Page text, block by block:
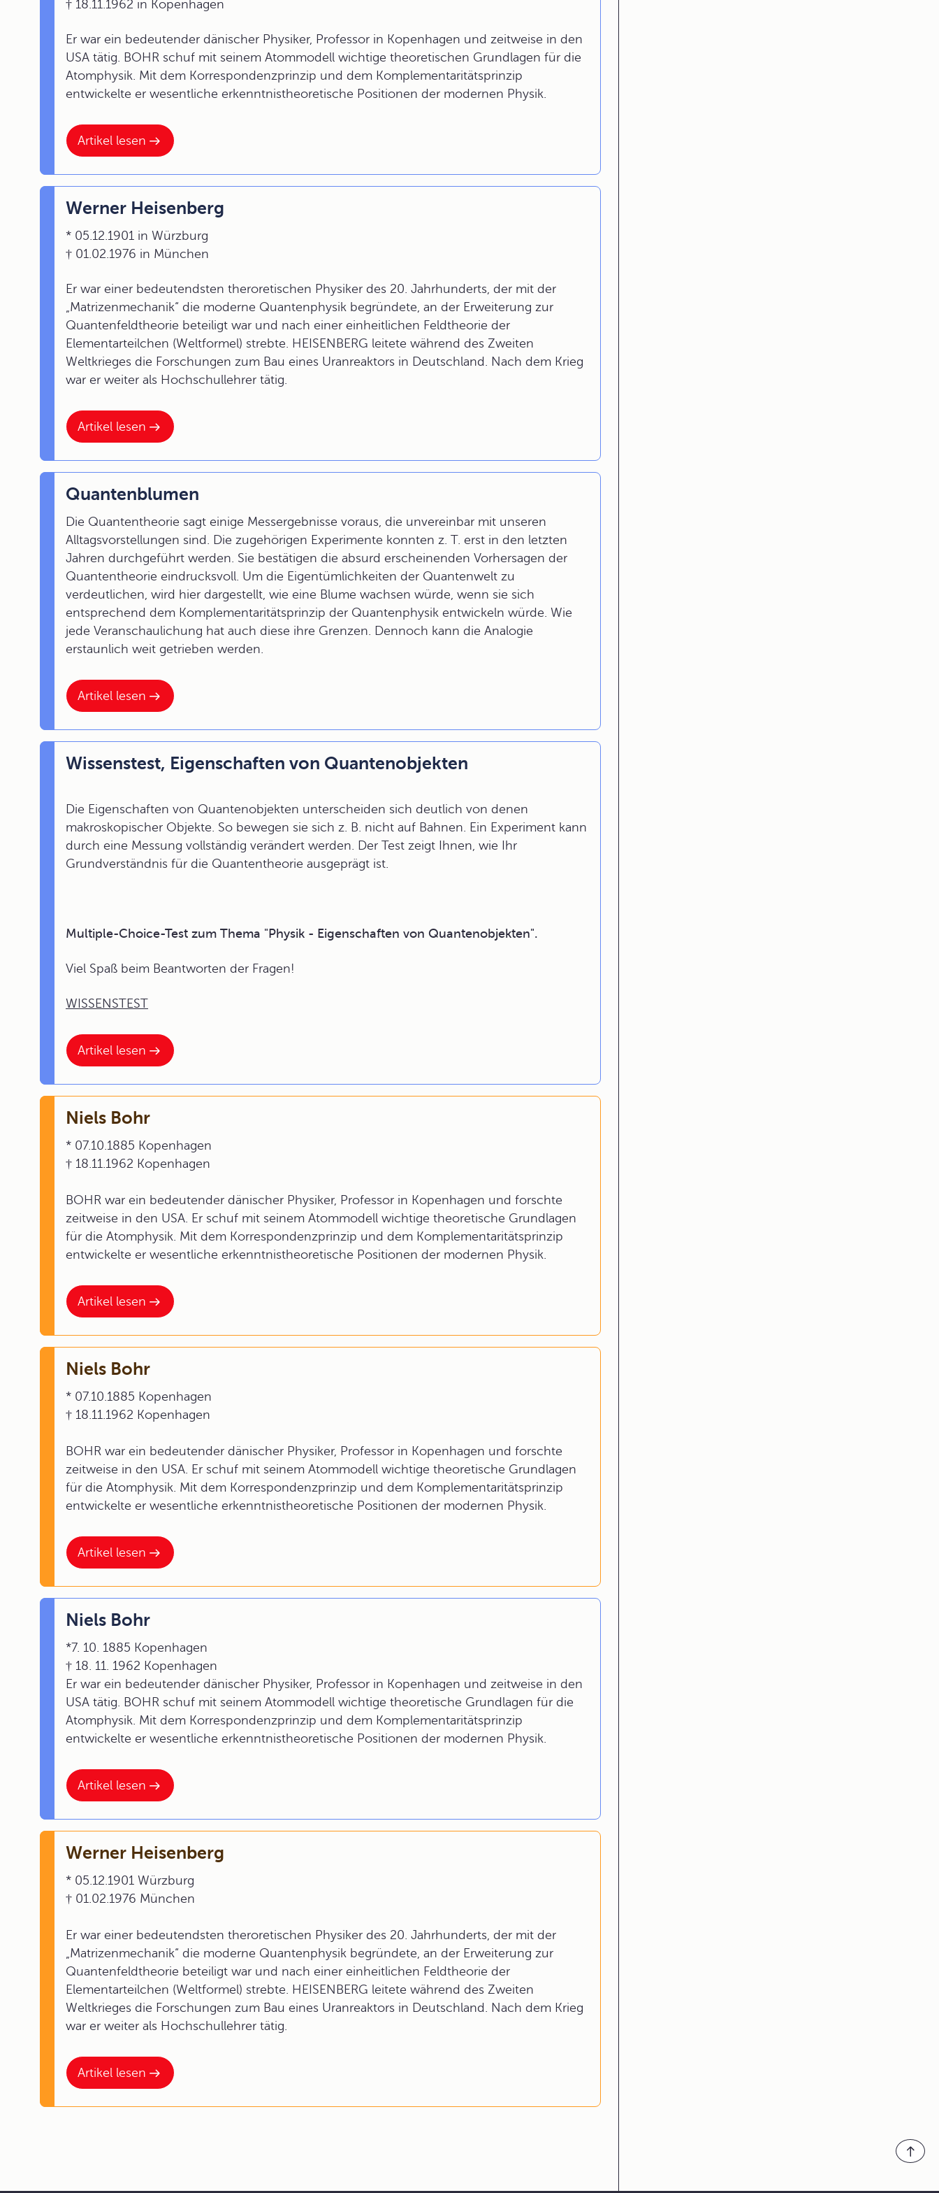
Artikel lesen
† 18.11.1962 in Kopenhagen
Er war ein bedeutender dänischer Physiker, Professor in Kopenhagen und zeitweise in den
USA tätig. BOHR schuf mit seinem Atommodell wichtige theoretischen Grundlagen für die
Atomphysik. Mit dem Korrespondenzprinzip und dem Komplementaritätsprinzip
entwickelte er wesentliche erkenntnistheoretische Positionen der modernen Physik.
Artikel lesen
Werner Heisenberg
* 05.12.1901 in Würzburg
† 01.02.1976 in München
Er war einer bedeutendsten theroretischen Physiker des 20. Jahrhunderts, der mit der
„Matrizenmechanik“ die moderne Quantenphysik begründete, an der Erweiterung zur
Quantenfeldtheorie beteiligt war und nach einer einheitlichen Feldtheorie der
Elementarteilchen (Weltformel) strebte. HEISENBERG leitete während des Zweiten
Weltkrieges die Forschungen zum Bau eines Uranreaktors in Deutschland. Nach dem Krieg
war er weiter als Hochschullehrer tätig.
Artikel lesen
Quantenblumen
Die Quantentheorie sagt einige Messergebnisse voraus, die unvereinbar mit unseren
Alltagsvorstellungen sind. Die zugehörigen Experimente konnten z. T. erst in den letzten
Jahren durchgeführt werden. Sie bestätigen die absurd erscheinenden Vorhersagen der
Quantentheorie eindrucksvoll. Um die Eigentümlichkeiten der Quantenwelt zu
verdeutlichen, wird hier dargestellt, wie eine Blume wachsen würde, wenn sie sich
entsprechend dem Komplementaritätsprinzip der Quantenphysik entwickeln würde. Wie
jede Veranschaulichung hat auch diese ihre Grenzen. Dennoch kann die Analogie
erstaunlich weit getrieben werden.
Artikel lesen
Wissenstest, Eigenschaften von Quantenobjekten
Die Eigenschaften von Quantenobjekten unterscheiden sich deutlich von denen
makroskopischer Objekte. So bewegen sie sich z. B. nicht auf Bahnen. Ein Experiment kann
durch eine Messung vollständig verändert werden. Der Test zeigt Ihnen, wie Ihr
Grundverständnis für die Quantentheorie ausgeprägt ist.
Multiple-Choice-Test zum Thema "Physik - Eigenschaften von Quantenobjekten".
Viel Spaß beim Beantworten der Fragen!
WISSENSTEST
Artikel lesen
Niels Bohr
* 07.10.1885 Kopenhagen
† 18.11.1962 Kopenhagen
BOHR war ein bedeutender dänischer Physiker, Professor in Kopenhagen und forschte
zeitweise in den USA. Er schuf mit seinem Atommodell wichtige theoretische Grundlagen
für die Atomphysik. Mit dem Korrespondenzprinzip und dem Komplementaritätsprinzip
entwickelte er wesentliche erkenntnistheoretische Positionen der modernen Physik.
Artikel lesen
Niels Bohr
* 07.10.1885 Kopenhagen
† 18.11.1962 Kopenhagen
BOHR war ein bedeutender dänischer Physiker, Professor in Kopenhagen und forschte
zeitweise in den USA. Er schuf mit seinem Atommodell wichtige theoretische Grundlagen
für die Atomphysik. Mit dem Korrespondenzprinzip und dem Komplementaritätsprinzip
entwickelte er wesentliche erkenntnistheoretische Positionen der modernen Physik.
Artikel lesen
Niels Bohr
*7. 10. 1885 Kopenhagen
† 18. 11. 1962 Kopenhagen
Er war ein bedeutender dänischer Physiker, Professor in Kopenhagen und zeitweise in den
USA tätig. BOHR schuf mit seinem Atommodell wichtige theoretische Grundlagen für die
Atomphysik. Mit dem Korrespondenzprinzip und dem Komplementaritätsprinzip
entwickelte er wesentliche erkenntnistheoretische Positionen der modernen Physik.
Artikel lesen
Werner Heisenberg
* 05.12.1901 Würzburg
† 01.02.1976 München
Er war einer bedeutendsten theroretischen Physiker des 20. Jahrhunderts, der mit der
„Matrizenmechanik“ die moderne Quantenphysik begründete, an der Erweiterung zur
Quantenfeldtheorie beteiligt war und nach einer einheitlichen Feldtheorie der
Elementarteilchen (Weltformel) strebte. HEISENBERG leitete während des Zweiten
Weltkrieges die Forschungen zum Bau eines Uranreaktors in Deutschland. Nach dem Krieg
war er weiter als Hochschullehrer tätig.